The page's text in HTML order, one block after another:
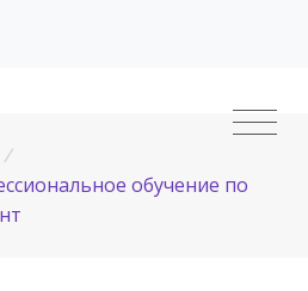
/
обучение по